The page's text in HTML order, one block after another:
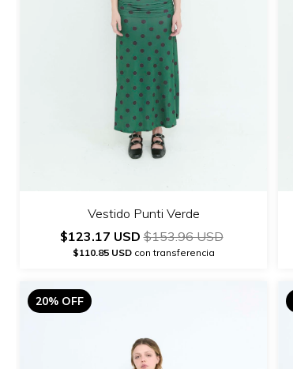
Vestido Punti Verde
$123.17 USD$153.96 USD
$110.85 USDcon transferencia
20% OFF